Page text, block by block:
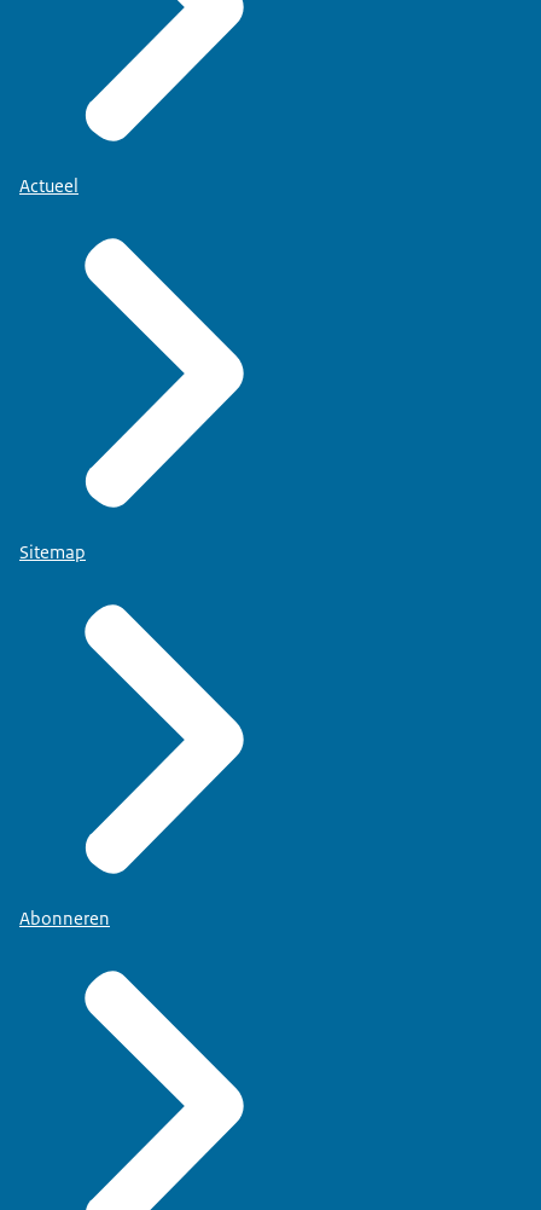
Actueel
Sitemap
Abonneren